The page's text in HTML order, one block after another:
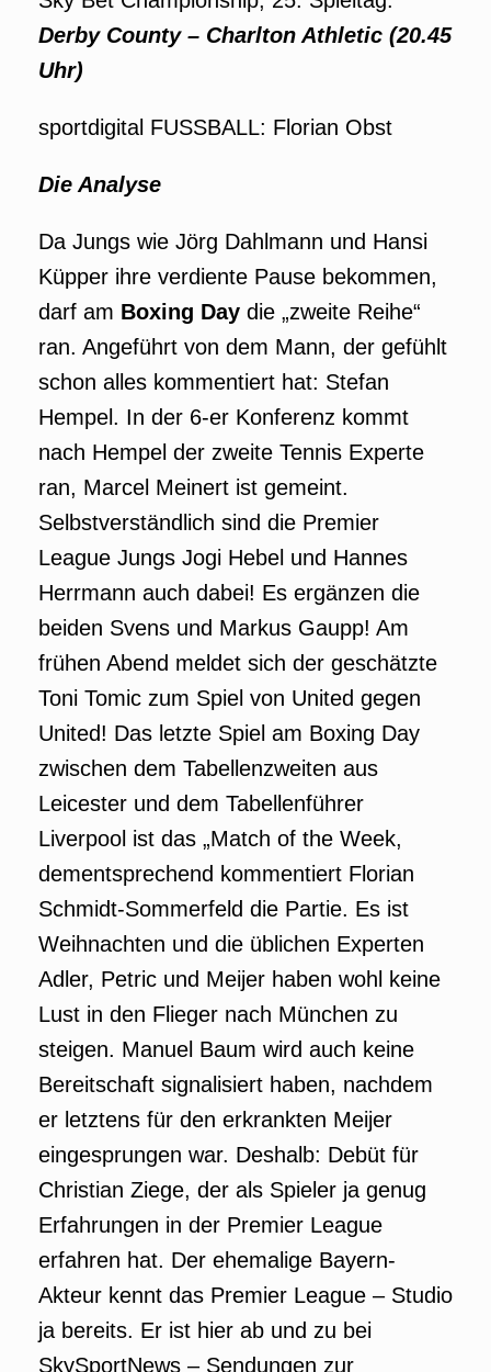
Derby County – Charlton Athletic (20.45
Uhr)
sportdigital FUSSBALL: Florian Obst
Die Analyse
Da Jungs wie Jörg Dahlmann und Hansi
Küpper ihre verdiente Pause bekommen,
darf am Boxing Day die „zweite Reihe“
ran. Angeführt von dem Mann, der gefühlt
schon alles kommentiert hat: Stefan
Hempel. In der 6-er Konferenz kommt
nach Hempel der zweite Tennis Experte
ran, Marcel Meinert ist gemeint.
Selbstverständlich sind die Premier
League Jungs Jogi Hebel und Hannes
Herrmann auch dabei! Es ergänzen die
beiden Svens und Markus Gaupp! Am
frühen Abend meldet sich der geschätzte
Toni Tomic zum Spiel von United gegen
United! Das letzte Spiel am Boxing Day
zwischen dem Tabellenzweiten aus
Leicester und dem Tabellenführer
Liverpool ist das „Match of the Week,
dementsprechend kommentiert Florian
Schmidt-Sommerfeld die Partie. Es ist
Weihnachten und die üblichen Experten
Adler, Petric und Meijer haben wohl keine
Lust in den Flieger nach München zu
steigen. Manuel Baum wird auch keine
Bereitschaft signalisiert haben, nachdem
er letztens für den erkrankten Meijer
eingesprungen war. Deshalb: Debüt für
Christian Ziege, der als Spieler ja genug
Erfahrungen in der Premier League
erfahren hat. Der ehemalige Bayern-
Akteur kennt das Premier League – Studio
ja bereits. Er ist hier ab und zu bei
SkySportNews – Sendungen zur